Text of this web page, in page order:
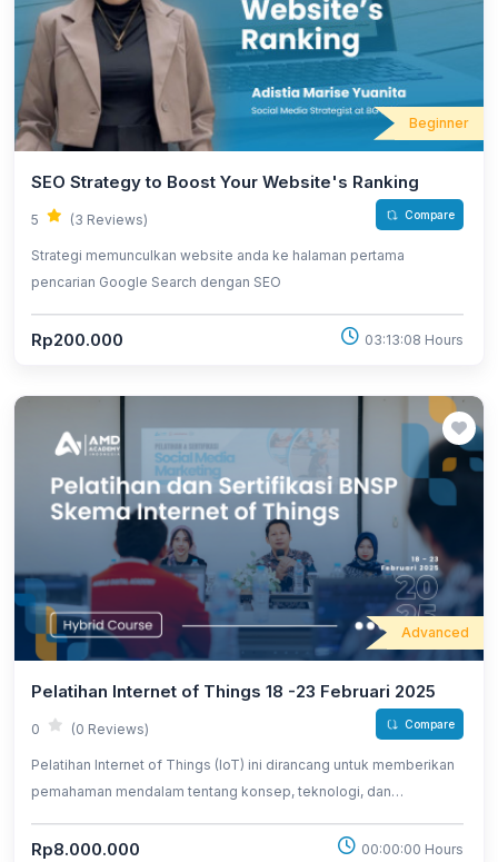
Beginner
SEO Strategy to Boost Your Website's Ranking
5 (3 Reviews) Compare
Strategi memunculkan website anda ke halaman pertama
pencarian Google Search dengan SEO
Rp200.000 03:13:08 Hours
Advanced
Pelatihan Internet of Things 18 -23 Februari 2025
0 (0 Reviews) Compare
Pelatihan Internet of Things (IoT) ini dirancang untuk memberikan
pemahaman mendalam tentang konsep, teknologi, dan
menghubungkan perangkat, mengelola data, dan
Rp8.000.000 00:00:00 Hours